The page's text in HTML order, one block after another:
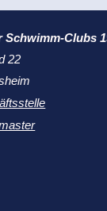
Clubs
22